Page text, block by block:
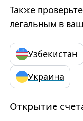
Также
легальным в
Узбекистан
Украина
Открытие